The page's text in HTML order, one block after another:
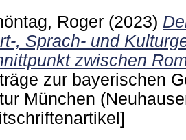
Roger (2023)
, Sprach- und
zwischen
zur bayerischen
München